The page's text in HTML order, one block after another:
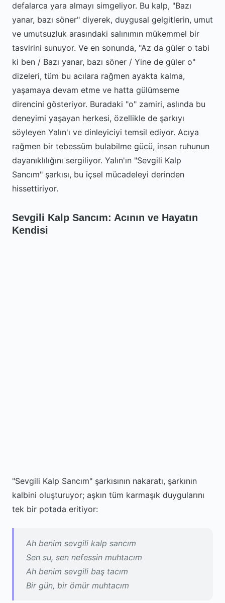
defalarca yara almayı simgeliyor. Bu kalp, "Bazı
yanar, bazı söner" diyerek, duygusal gelgitlerin, umut
ve umutsuzluk arasındaki salınımın mükemmel bir
tasvirini sunuyor. Ve en sonunda, "Az da güler o tabi
ki ben / Bazı yanar, bazı söner / Yine de güler o"
dizeleri, tüm bu acılara rağmen ayakta kalma,
yaşamaya devam etme ve hatta gülümseme
direncini gösteriyor. Buradaki "o" zamiri, aslında bu
deneyimi yaşayan herkesi, özellikle de şarkıyı
söyleyen Yalın'ı ve dinleyiciyi temsil ediyor. Acıya
rağmen bir tebessüm bulabilme gücü, insan ruhunun
dayanıklılığını sergiliyor. Yalın'ın "Sevgili Kalp
Sancım" şarkısı, bu içsel mücadeleyi derinden
hissettiriyor.
Sevgili Kalp Sancım: Acının ve Hayatın
Kendisi
"Sevgili Kalp Sancım" şarkısının nakaratı, şarkının
kalbini oluşturuyor; aşkın tüm karmaşık duygularını
tek bir potada eritiyor:
Ah benim sevgili kalp sancım
Sen su, sen nefessin muhtacım
Ah benim sevgili baş tacım
Bir gün, bir ömür muhtacım